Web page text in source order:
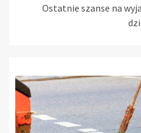
Ostatnie szanse na